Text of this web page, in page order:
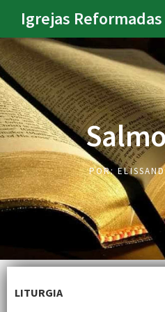
Igrejas
POR:
LITURGIA